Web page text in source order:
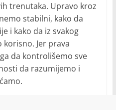
trenutaka. Upravo kroz
stabilni, kako da
i kako da iz svakog
Jer prava
da kontrolišemo sve
da razumijemo i